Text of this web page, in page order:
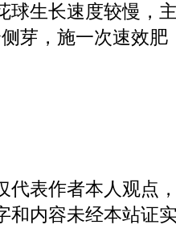
球生长速度较慢，
芽，施一次速效肥
代表作者本人观点
和内容未经本站证